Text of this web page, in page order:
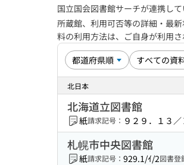
国立国会図書館サーチが連携し
所蔵館、利用可否等の詳細・最
料の利用方法は、ご自身が利用
北日本
北海道立図書館
紙請求記号： ９２９．１３／
札幌市中央図書館
紙請求記号： 929.1/ｲ/2図書登